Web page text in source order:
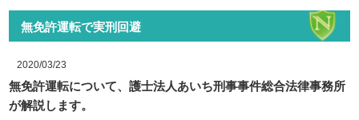
無免許運転で実刑回避
2020/03/23
無免許運転について、護士法人あいち刑事事件総合法律事務所
が解説します。